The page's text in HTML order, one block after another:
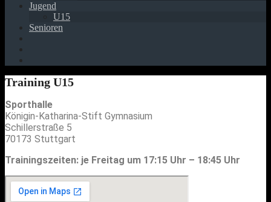
Jugend
U15
Senioren
Training U15
Sporthalle
Königin-Katharina-Stift Gymnasium
Schillerstraße 5
70173 Stuttgart
Trainingszeiten: je Freitag um 17:15 Uhr – 18:45 Uhr